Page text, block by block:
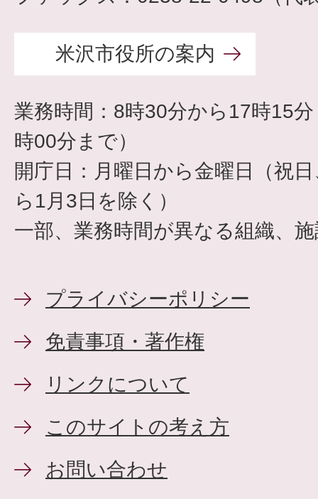
米沢市役所の案内
業務時間：8時30分から17時15
時00分まで）
開庁日：月曜日から金曜日（祝
ら1月3日を除く）
一部、業務時間が異なる組織、
プライバシーポリシー
免責事項・著作権
リンクについて
このサイトの考え方
お問い合わせ